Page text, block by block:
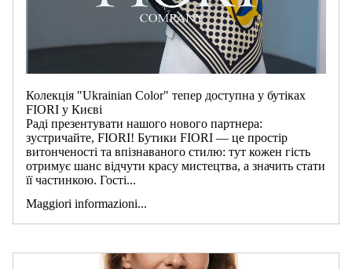
Колекція "Ukrainian Color" тепер доступна у бутіках
FIORI у Києві
Раді презентувати нашого нового партнера:
зустричайте, FIORI! Бутики FIORI — це простір
витонченості та впізнаваного стилю: тут кожен гість
отримує шанс відчути красу мистецтва, а значить стати
її частинкою. Гості...
Maggiori informazioni...